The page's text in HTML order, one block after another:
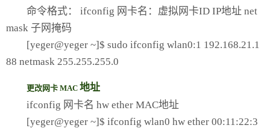
命令格式： ifconfig 网卡名：虚拟网卡ID IP地址 net
mask 子网掩码
[yeger@yeger ~]$ sudo ifconfig wlan0:1 192.168.21.1
88 netmask 255.255.255.0
更改网卡 MAC 地址
ifconfig 网卡名 hw ether MAC地址
[yeger@yeger ~]$ ifconfig wlan0 hw ether 00:11:22:3